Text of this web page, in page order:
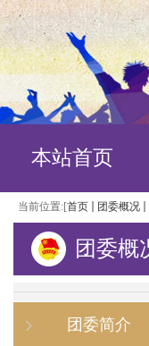
本站首页
当前位置:[首页 团委概况
团委概
团委简介